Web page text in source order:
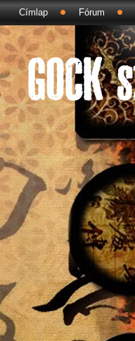
Címlap Fórum